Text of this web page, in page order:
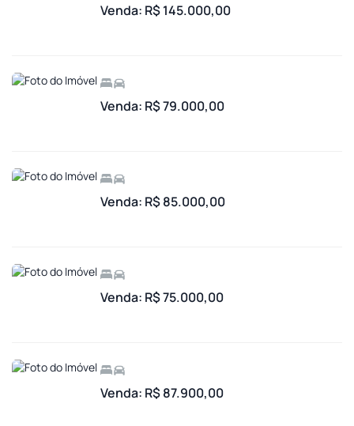
Venda: R$ 145.000,00
Venda: R$ 79.000,00
Venda: R$ 85.000,00
Venda: R$ 75.000,00
Venda: R$ 87.900,00